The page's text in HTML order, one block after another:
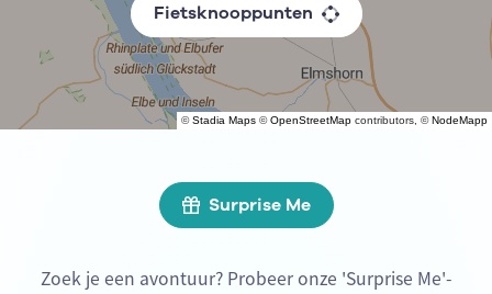
©Stadia Maps ©OpenStreetMap contributors, ©NodeMapp
Fietsknooppunten
Surprise Me
Zoek je een avontuur? Probeer onze 'Surprise Me'-